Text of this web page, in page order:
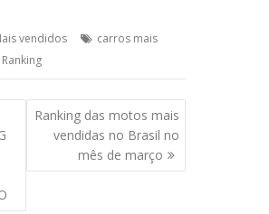
vendidos
carros mais
Ranking
Ranking das motos mais
vendidas no Brasil no
mês de março